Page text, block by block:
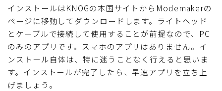
インストールはKNOGの本国サイトからModemakerの
ページに移動してダウンロードします。ライトヘッド
とケーブルで接続して使用することが前提なので、PC
のみのアプリです。スマホのアプリはありません。イ
ンストール自体は、特に迷うことなく行えると思いま
す。インストールが完了したら、早速アプリを立ち上
げましょう。